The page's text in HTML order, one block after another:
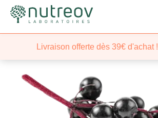
Livraison offerte dès 39€ d'achat !